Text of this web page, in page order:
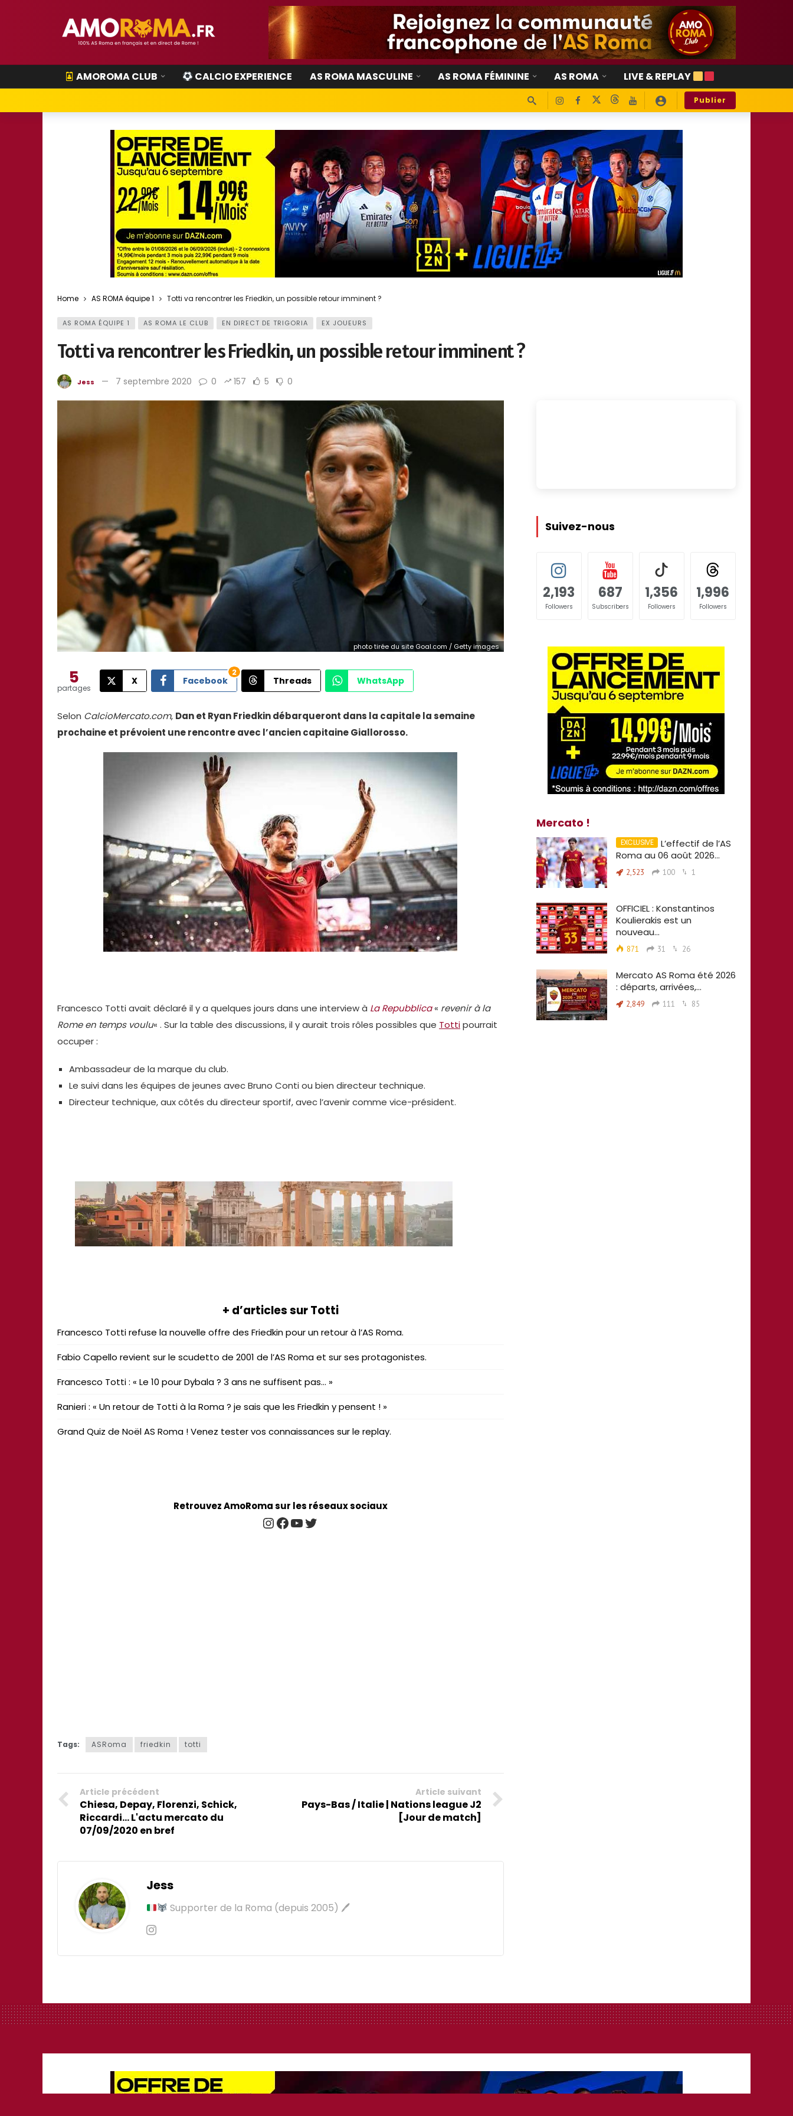
AMOROMA CLUB CALCIO EXPERIENCE AS ROMA MASCULINE AS ROMA FÉMININE AS ROMA LIVE & REPLAY
Publier
Home AS ROMA équipe 1 Totti va rencontrer les Friedkin, un possible retour imminent ?
AS ROMA ÉQUIPE 1 AS ROMA LE CLUB EN DIRECT DE TRIGORIA EX JOUEURS
Totti va rencontrer les Friedkin, un possible retour imminent ?
Jess 7 septembre 2020 0 157 5 0
photo tirée du site Goal.com / Getty images
5
partages
X Facebook
2
Threads WhatsApp
Selon CalcioMercato.com, Dan et Ryan Friedkin débarqueront dans la capitale la semaine
prochaine et prévoient une rencontre avec l’ancien capitaine Giallorosso.
Francesco Totti avait déclaré il y a quelques jours dans une interview à La Repubblica« revenir à la
Rome en temps voulu« . Sur la table des discussions, il y aurait trois rôles possibles que Tottipourrait
occuper :
Ambassadeur de la marque du club.
Le suivi dans les équipes de jeunes avec Bruno Conti ou bien directeur technique.
Directeur technique, aux côtés du directeur sportif, avec l’avenir comme vice-président.
+ d’articles sur Totti
Francesco Totti refuse la nouvelle offre des Friedkin pour un retour à l’AS Roma.
Fabio Capello revient sur le scudetto de 2001 de l’AS Roma et sur ses protagonistes.
Francesco Totti : « Le 10 pour Dybala ? 3 ans ne suffisent pas… »
Ranieri : « Un retour de Totti à la Roma ? je sais que les Friedkin y pensent ! »
Grand Quiz de Noël AS Roma ! Venez tester vos connaissances sur le replay.
Retrouvez AmoRoma sur les réseaux sociaux
Instagram
Facebook
YouTube
Twitter
Tags: ASRoma friedkin totti
Article précédent
Chiesa, Depay, Florenzi, Schick,
Riccardi... L'actu mercato du
07/09/2020 en bref
Article suivant
Pays-Bas / Italie | Nations league J2
[Jour de match]
Jess
Supporter de la Roma (depuis 2005) 🖊
Suivez-nous
2,193
Followers
687
Subscribers
1,356
Followers
1,996
Followers
Mercato !
L’effectif de l’AS
Roma au 06 août 2026…
2,523 100 1
OFFICIEL : Konstantinos
Koulierakis est un
nouveau…
871 31 26
Mercato AS Roma été 2026
: départs, arrivées,…
2,849 111 85